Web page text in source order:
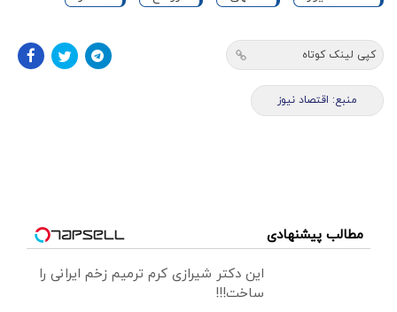
کپی لینک کوتاه
منبع: اقتصاد نیوز
مطالب پیشنهادی
این دکتر شیرازی کرم ترمیم زخم ایرانی را
ساخت!!!